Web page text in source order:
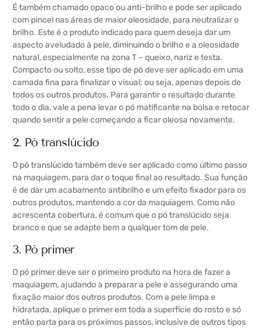
É também chamado opaco ou anti-brilho e pode ser aplicado
com pincel nas áreas de maior oleosidade, para neutralizar o
brilho. Este é o produto indicado para quem deseja dar um
aspecto aveludado à pele, diminuindo o brilho e a oleosidade
natural, especialmente na zona T – queixo, nariz e testa.
Compacto ou solto, esse tipo de pó deve ser aplicado em uma
camada fina para finalizar o visual; ou seja, apenas depois de
todos os outros produtos. Para garantir o resultado durante
todo o dia, vale a pena levar o pó matificante na bolsa e retocar
quando sentir a pele começando a ficar oleosa novamente.
2. Pó translúcido
O pó translúcido também deve ser aplicado como último passo
na maquiagem, para dar o toque final ao resultado. Sua função
é de dar um acabamento antibrilho e um efeito fixador para os
outros produtos, mantendo a cor da maquiagem. Como não
acrescenta cobertura, é comum que o pó translúcido seja
branco e que se adapte bem a qualquer tom de pele.
3. Pó primer
O pó primer deve ser o primeiro produto na hora de fazer a
maquiagem, ajudando a preparar a pele e assegurando uma
fixação maior dos outros produtos. Com a pele limpa e
hidratada, aplique o primer em toda a superfície do rosto e só
então parta para os próximos passos, inclusive de outros tipos